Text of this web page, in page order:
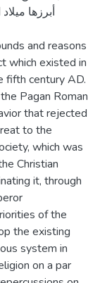
أبرزها
and reasons
which existed in
fifth century AD.
Pagan Roman
that rejected
to the
which was
Christian
it, through
of the
the existing
system in
on a par